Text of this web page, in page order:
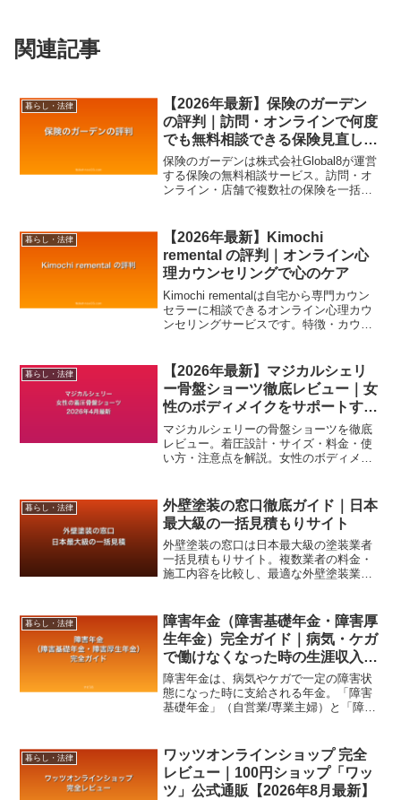
関連記事
暮らし・法律
【2026年最新】保険のガーデン
の評判｜訪問・オンラインで何度
でも無料相談できる保険見直しサ
ービス
保険のガーデンは株式会社Global8が運営
する保険の無料相談サービス。訪問・オ
ンライン・店舗で複数社の保険を一括比
暮らし・法律
【2026年最新】Kimochi
remental の評判｜オンライン心
理カウンセリングで心のケア
Kimochi rementalは自宅から専門カウン
セラーに相談できるオンライン心理カウ
ンセリングサービスです。特徴・カウン
暮らし・法律
【2026年最新】マジカルシェリ
ー骨盤ショーツ徹底レビュー｜女
性のボディメイクをサポートする
着圧ショーツ
マジカルシェリーの骨盤ショーツを徹底
レビュー。着圧設計・サイズ・料金・使
い方・注意点を解説。女性のボディメイ
暮らし・法律
外壁塗装の窓口徹底ガイド｜日本
最大級の一括見積もりサイト
外壁塗装の窓口は日本最大級の塗装業者
一括見積もりサイト。複数業者の料金・
施工内容を比較し、最適な外壁塗装業者
暮らし・法律
障害年金（障害基礎年金・障害厚
生年金）完全ガイド｜病気・ケガ
で働けなくなった時の生涯収入保
障【2026年8月最新】
障害年金は、病気やケガで一定の障害状
態になった時に支給される年金。「障害
基礎年金」（自営業/専業主婦）と「障害
能。うつ病・がん・脳梗塞後遺症等の幅
広い疾患が対象です。
暮らし・法律
ワッツオンラインショップ 完全
レビュー｜100円ショップ「ワッ
ツ」公式通販【2026年8月最新】